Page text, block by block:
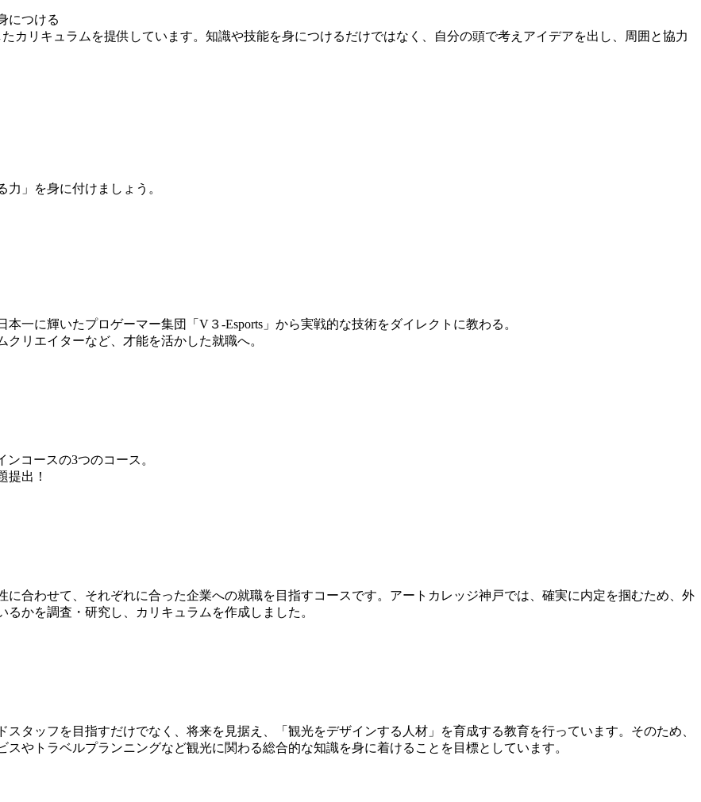
につける
カリキュラムを提供しています。知識や技能を身につけるだけではなく、自分の頭で考えアイデアを出し、周囲と協力
」を身に付けましょう。
一に輝いたプロゲーマー集団「V３-Esports」から実戦的な技術をダイレクトに教わる。
リエイターなど、才能を活かした就職へ。
コースの3つのコース。
提出！
に合わせて、それぞれに合った企業への就職を目指すコースです。アートカレッジ神戸では、確実に内定を掴むため、外
かを調査・研究し、カリキュラムを作成しました。
タッフを目指すだけでなく、将来を見据え、「観光をデザインする人材」を育成する教育を行っています。そのため、
やトラベルプランニングなど観光に関わる総合的な知識を身に着けることを目標としています。